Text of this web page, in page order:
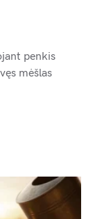
penkis
mėšlas